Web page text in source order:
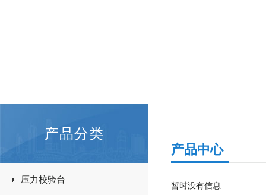
产品分类
压力校验台
产品中心
暂时没有信息